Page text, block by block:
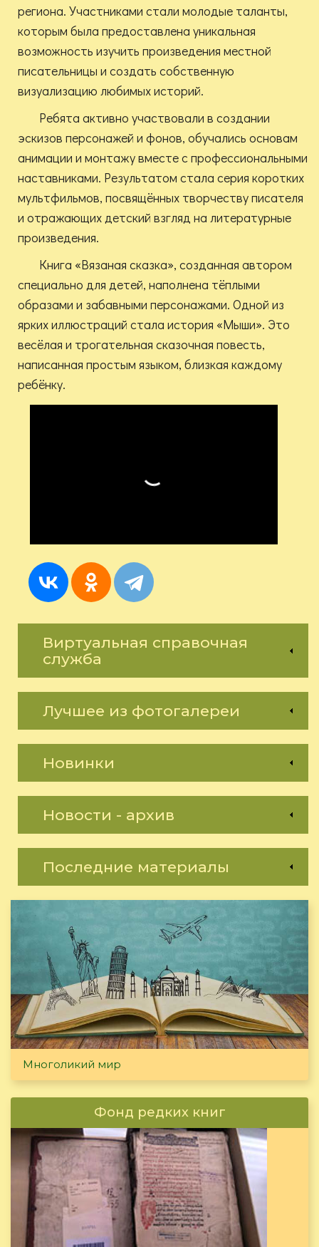
региона. Участниками стали молодые таланты,
которым была предоставлена уникальная
возможность изучить произведения местной
писательницы и создать собственную
визуализацию любимых историй.
Ребята активно участвовали в создании
эскизов персонажей и фонов, обучались основам
анимации и монтажу вместе с профессиональными
наставниками. Результатом стала серия коротких
мультфильмов, посвящённых творчеству писателя
и отражающих детский взгляд на литературные
произведения.
Книга «Вязаная сказка», созданная автором
специально для детей, наполнена тёплыми
образами и забавными персонажами. Одной из
ярких иллюстраций стала история «Мыши». Это
весёлая и трогательная сказочная повесть,
написанная простым языком, близкая каждому
ребёнку.
Виртуальная справочная
служба
Лучшее из фотогалереи
Новинки
Новости - архив
Последние материалы
Многоликий мир
Фонд редких книг